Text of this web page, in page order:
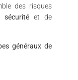
des risques
sécurité et de
généraux de